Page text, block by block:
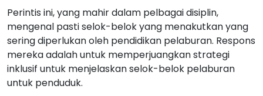
Perintis ini, yang mahir dalam pelbagai disiplin,
mengenal pasti selok-belok yang menakutkan yang
sering diperlukan oleh pendidikan pelaburan. Respons
mereka adalah untuk memperjuangkan strategi
inklusif untuk menjelaskan selok-belok pelaburan
untuk penduduk.